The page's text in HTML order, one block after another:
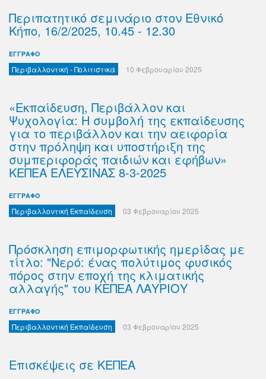
Περιπατητικό σεμινάριο στον Εθνικό
Κήπο, 16/2/2025, 10.45 - 12.30
ΕΓΓΡΑΦΟ
Περιβαλλοντική - Πολιτιστικά 10 Φεβρουαρίου 2025
«Εκπαίδευση, Περιβάλλον και
Ψυχολογία: Η συμβολή της εκπαίδευσης
για το περιβάλλον και την αειφορία
στην πρόληψη και υποστήριξη της
συμπεριφοράς παιδιών και εφήβων»
ΚΕΠΕΑ ΕΛΕΥΣΙΝΑΣ 8-3-2025
ΕΓΓΡΑΦΟ
Περιβαλλοντική Εκπαίδευση 03 Φεβρουαρίου 2025
Πρόσκληση επιμορφωτικής ημερίδας με
τίτλο: "Νερό: ένας πολύτιμος φυσικός
πόρος στην εποχή της κλιματικής
αλλαγής" του ΚΕΠΕΑ ΛΑΥΡΙΟΥ
ΕΓΓΡΑΦΟ
Περιβαλλοντική Εκπαίδευση 03 Φεβρουαρίου 2025
Επισκέψεις σε ΚΕΠΕΑ